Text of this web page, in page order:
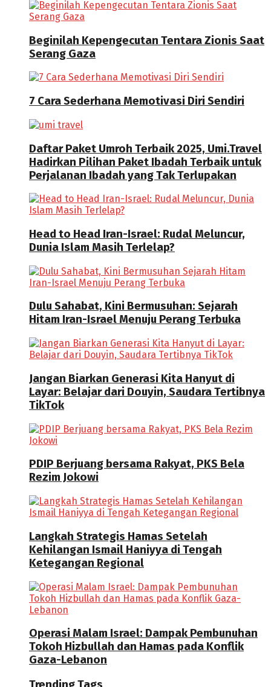
Beginilah Kepengecutan Tentara Zionis Saat
Serang Gaza
7 Cara Sederhana Memotivasi Diri Sendiri
Daftar Paket Umroh Terbaik 2025, Umi.Travel
Hadirkan Pilihan Paket Ibadah Terbaik untuk
Perjalanan Ibadah yang Tak Terlupakan
Head to Head Iran-Israel: Rudal Meluncur,
Dunia Islam Masih Terlelap?
Dulu Sahabat, Kini Bermusuhan: Sejarah
Hitam Iran-Israel Menuju Perang Terbuka
Jangan Biarkan Generasi Kita Hanyut di
Layar: Belajar dari Douyin, Saudara Tertibnya
TikTok
PDIP Berjuang bersama Rakyat, PKS Bela
Rezim Jokowi
Langkah Strategis Hamas Setelah
Kehilangan Ismail Haniyya di Tengah
Ketegangan Regional
Operasi Malam Israel: Dampak Pembunuhan
Tokoh Hizbullah dan Hamas pada Konflik
Gaza-Lebanon